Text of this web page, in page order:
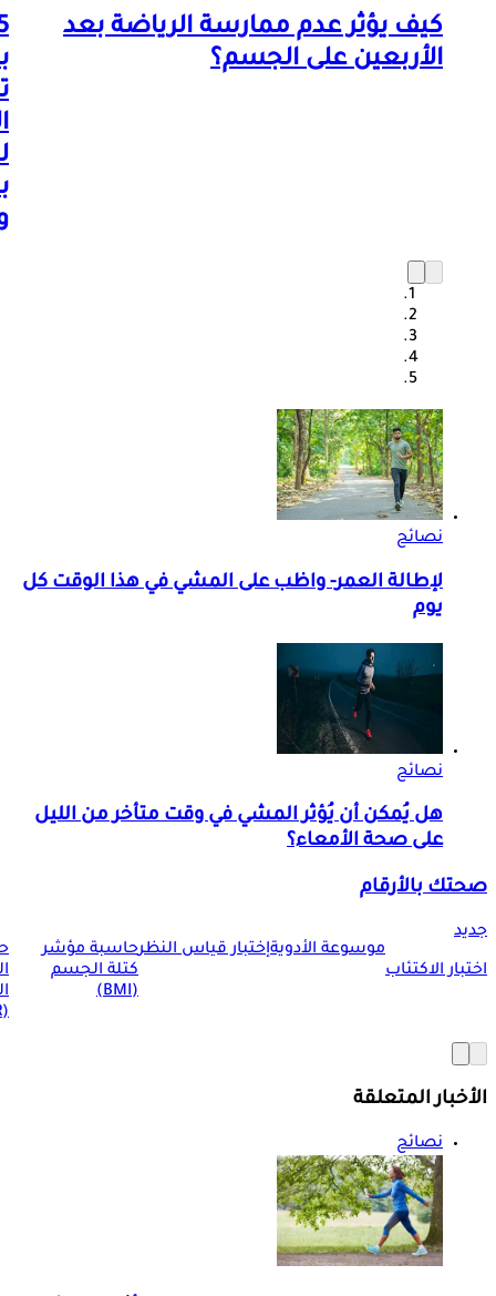
كيف يؤثر عدم ممارسة الرياضة بعد
الأربعين على الجسم؟
نصائح
لإطالة العمر- واظب على المشي في هذا الوقت كل
يوم
نصائح
هل يُمكن أن يُؤثر المشي في وقت متأخر من الليل
على صحة الأمعاء؟
صحتك بالأرقام
جديد
اختبار الاكتئاب
موسوعة الأدويةإختبار قياس النظرحاسبة مؤشر
كتلة الجسم
(BMI)
(BMR)
الأخبار المتعلقة
نصائح